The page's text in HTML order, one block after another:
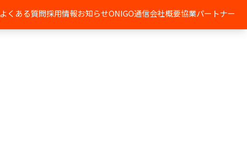
よくある質問採用情報お知らせONIGO通信会社概要協業パートナー